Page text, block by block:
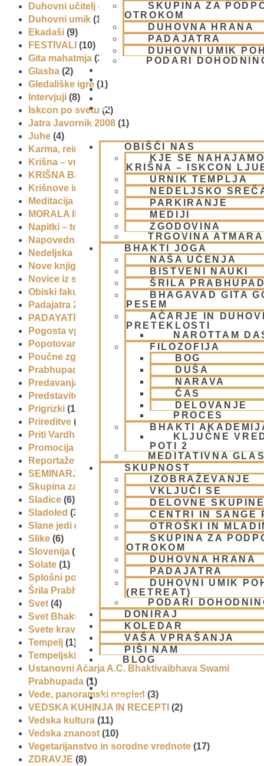
SKUPINA ZA
OTROKOM
DUHOVNA HRANA
PADAJATRA
DUHOVNI UMIK
PODARI
KOLEDAR
VAŠA VPRAŠANJA
BLOG
OBIŠČI NAS
KJE SE
KRIŠNA – ISKCON
URNIK TEMPLJA
NEDELJSKO
PARKIRANJE
MEDIJI
ZGODOVINA
TRGOVINA
BHAKTI JOGA
NAŠA UČENJA
BISTVENI NAUKI
ŠRILA
BHAGAVAD GITA
PESEM
AČARJE IN
PRETEKLOSTI
NAROTTAM
FILOZOFIJA
BOG
DUŠA
NARAVA
ČAS
DELOVANJE
PROCES
BHAKTI
KLJUČNE
POTI 2
MEDITATIVNA
SKUPNOST
IZOBRAŽEVANJE
VKLJUČI SE
DELOVNE
CENTRI IN SANGE
OTROŠKI IN
SKUPINA ZA
OTROKOM
DUHOVNA HRANA
PADAJATRA
DUHOVNI UMIK
(RETREAT)
PODARI
DONIRAJ
KOLEDAR
VAŠA VPRAŠANJA
PIŠI NAM
BLOG
01 431 21 24
Duhovni učitelj – Šrila Prabhupada
(9)
Duhovni umik (1)
Ekadaši (9)
FESTIVALI (10)
Gita mahatmja (3)
Glasba (2)
Gledališke igre (1)
Intervjuji (8)
Iskcon po svetu (2)
Jatra Javornik 2008 (1)
Juhe (4)
Karma, reinkarnacija in bhakti (8)
Krišna – vrhovna božanska oseba(7)
KRIŠNA BAZAR
Krišnove inkarnacije
(11)
Meditacija
MORALA IN ETIKA
(5)
Napitki – topli
Napovednik
(10)
Nedeljska predavanja in festivali(1)
Nove knjige
Novice iz skupnosti
(1)
Obiski fakultete – šole (6)
Padajatra 2008
PADAYATRA
Pogosta vprašanja
Popotovanja
Poučne zgodbe in nauki
(8)
Prabhupadovi učenci in ostali
Predavanja
Predstavitev
Prigrizki (1)
Prireditve (7)
Priti Vardhana das
Promocija in izobrazevanje
(3)
Reportaže
SEMINARJI IN TEČAJ(5)
Skupina za podporo družinam in otrokom (CPT)(1)
Sladice (6)
Sladoled (3)
Slane jedi (2)
Slike (6)
Slovenija (30)
Solate (1)
Splošni pogoji uporabe(1)
Šrila Prabhupada
Svet (4)
Svet Bhakti
(5)
Svete krave
(1)
Tempelj (1)
Tempeljski utrip (5)
Ustanovni Ačarja A.C. Bhaktivaibhava Swami
Prabhupada (1)
Vede, panoramski pregled (3)
VEDSKA KUHINJA IN RECEPTI (2)
Vedska kultura (11)
Vedska znanost (10)
Vegetarijanstvo in sorodne vrednote (17)
ZDRAVJE (8)